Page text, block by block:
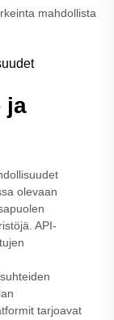
mahdollista
ja
olevaan
API-
tarjoavat